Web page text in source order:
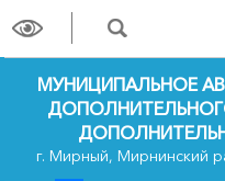
МУНИЦИПАЛЬНОЕ
г. Мирный, Мирнинский